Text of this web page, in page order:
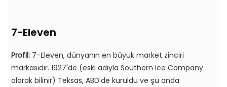
7-Eleven
Profil: 7-Eleven, dünyanın en büyük market zinciri
markasıdır. 1927'de (eski adıyla Southern Ice Company
olarak bilinir) Teksas, ABD'de kuruldu ve şu anda